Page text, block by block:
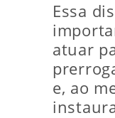
Essa
atuar
e, ao